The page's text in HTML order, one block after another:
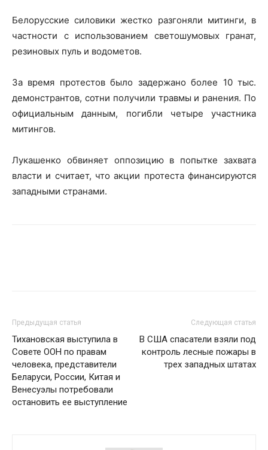
Белорусские силовики жестко разгоняли митинги, в
частности с использованием светошумовых гранат,
резиновых пуль и водометов.
За время протестов было задержано более 10 тыс.
демонстрантов, сотни получили травмы и ранения. По
официальным данным, погибли четыре участника
митингов.
Лукашенко обвиняет оппозицию в попытке захвата
власти и считает, что акции протеста финансируются
западными странами.
Предыдущая статья
Тихановская выступила в
Совете ООН по правам
человека, представители
Беларуси, России, Китая и
Венесуэлы потребовали
остановить ее выступление
Следующая статья
В США спасатели взяли под
контроль лесные пожары в
трех западных штатах